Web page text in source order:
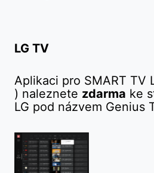
LG TV
Aplikaci pro SMART TV
) naleznete zdarma ke
LG pod názvem Genius